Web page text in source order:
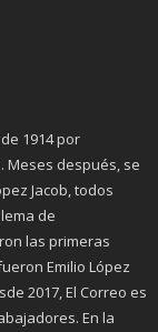
1914 por
Meses después, se
Jacob, todos
de
las primeras
Emilio López
2017, El Correo es
En la